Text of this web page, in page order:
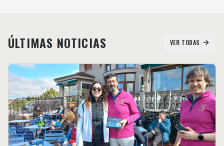
ÚLTIMAS NOTICIAS VER TODAS